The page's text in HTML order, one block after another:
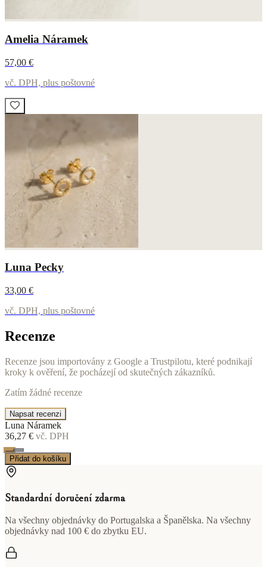
Amelia Náramek
57,00 €
vč. DPH, plus poštovné
Luna Pecky
33,00 €
vč. DPH, plus poštovné
Recenze
Recenze jsou importovány z Google a Trustpilotu, které podnikají
kroky k ověření, že pocházejí od skutečných zákazníků.
Zatím žádné recenze
Napsat recenzi
Luna Náramek
36,27 € vč. DPH
Přidat do košíku
Standardní doručení zdarma
Na všechny objednávky do Portugalska a Španělska. Na všechny
objednávky nad 100 € do zbytku EU.